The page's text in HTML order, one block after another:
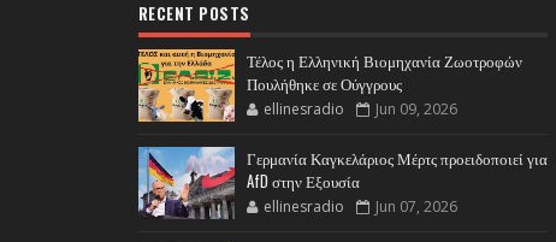
RECENT POSTS
Τέλος η Ελληνική Βιομηχανία Ζωοτροφών
Πουλήθηκε σε Ούγγρους
ellinesradio Jun 09, 2026
Γερμανία Καγκελάριος Μέρτς προειδοποιεί για
AfD στην Εξουσία
ellinesradio Jun 07, 2026